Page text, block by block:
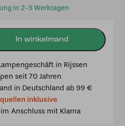
in 2-5 Werktagen
in Rijssen
seit 70 Jahren
in Deutschland ab 99 €
inklusive
Anschluss mit Klarna